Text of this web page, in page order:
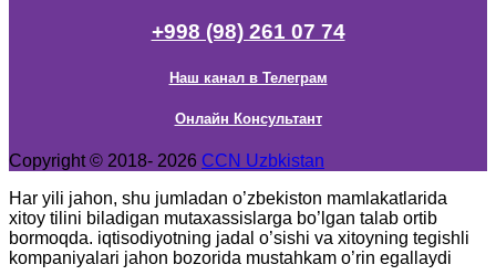
+998 (98) 261 07 74
Наш канал в Телеграм
Онлайн Консультант
Copyright © 2018- 2026 CCN Uzbkistan
Har yili jahon, shu jumladan o’zbekiston mamlakatlarida
xitoy tilini biladigan mutaxassislarga bo’lgan talab ortib
bormoqda. iqtisodiyotning jadal o’sishi va xitoyning tegishli
kompaniyalari jahon bozorida mustahkam o’rin egallaydi